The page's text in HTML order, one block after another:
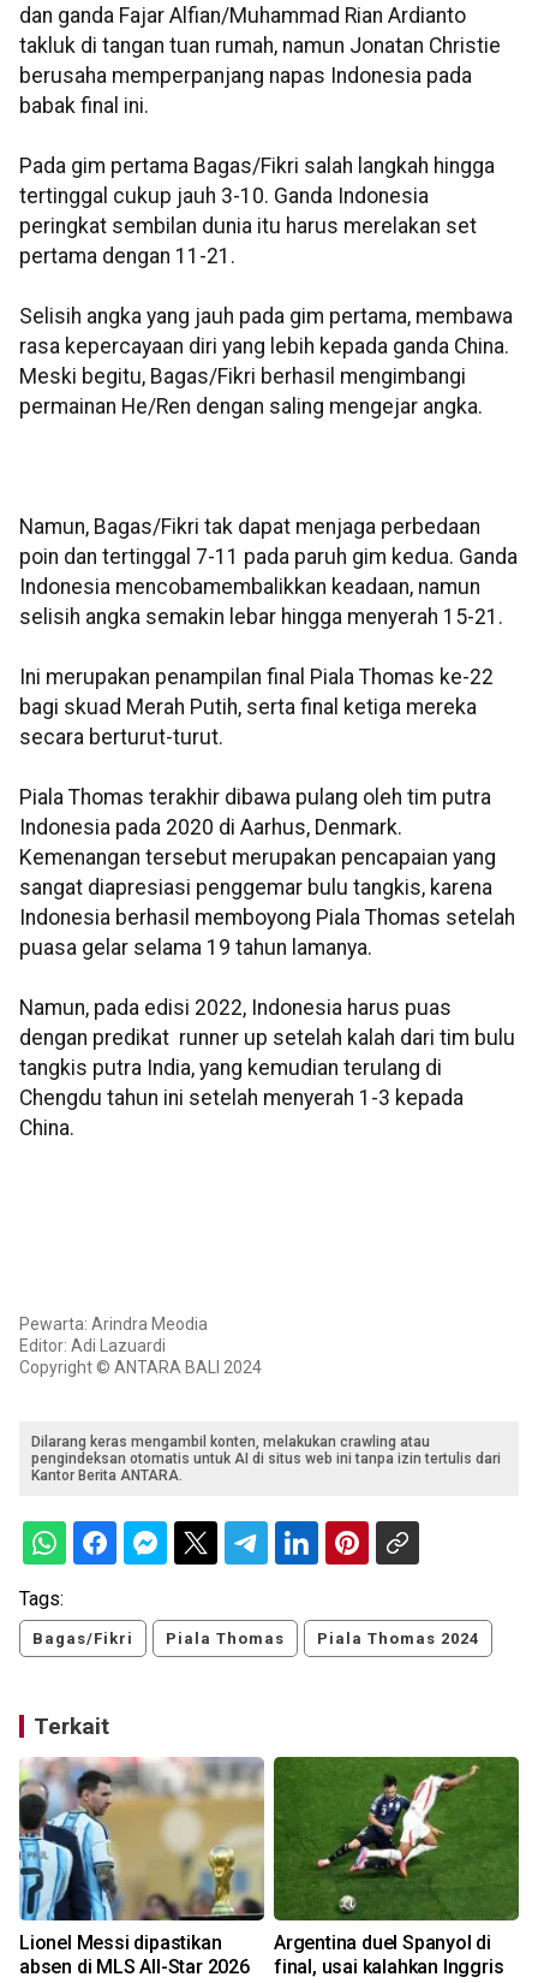
dan ganda Fajar Alfian/Muhammad Rian Ardianto
takluk di tangan tuan rumah, namun Jonatan Christie
berusaha memperpanjang napas Indonesia pada
babak final ini.
Pada gim pertama Bagas/Fikri salah langkah hingga
tertinggal cukup jauh 3-10. Ganda Indonesia
peringkat sembilan dunia itu harus merelakan set
pertama dengan 11-21.
Selisih angka yang jauh pada gim pertama, membawa
rasa kepercayaan diri yang lebih kepada ganda China.
Meski begitu, Bagas/Fikri berhasil mengimbangi
permainan He/Ren dengan saling mengejar angka.
Namun, Bagas/Fikri tak dapat menjaga perbedaan
poin dan tertinggal 7-11 pada paruh gim kedua. Ganda
Indonesia mencobamembalikkan keadaan, namun
selisih angka semakin lebar hingga menyerah 15-21.
Ini merupakan penampilan final Piala Thomas ke-22
bagi skuad Merah Putih, serta final ketiga mereka
secara berturut-turut.
Piala Thomas terakhir dibawa pulang oleh tim putra
Indonesia pada 2020 di Aarhus, Denmark.
Kemenangan tersebut merupakan pencapaian yang
sangat diapresiasi penggemar bulu tangkis, karena
Indonesia berhasil memboyong Piala Thomas setelah
puasa gelar selama 19 tahun lamanya.
Namun, pada edisi 2022, Indonesia harus puas
dengan predikat runner up setelah kalah dari tim bulu
tangkis putra India, yang kemudian terulang di
Chengdu tahun ini setelah menyerah 1-3 kepada
China.
Pewarta: Arindra Meodia
Editor: Adi Lazuardi
Copyright © ANTARA BALI 2024
Dilarang keras mengambil konten, melakukan crawling atau
pengindeksan otomatis untuk AI di situs web ini tanpa izin tertulis dari
Kantor Berita ANTARA.
Tags:
Bagas/Fikri Piala Thomas Piala Thomas 2024
Terkait
Lionel Messi dipastikan
absen di MLS All-Star 2026
Argentina duel Spanyol di
final, usai kalahkan Inggris